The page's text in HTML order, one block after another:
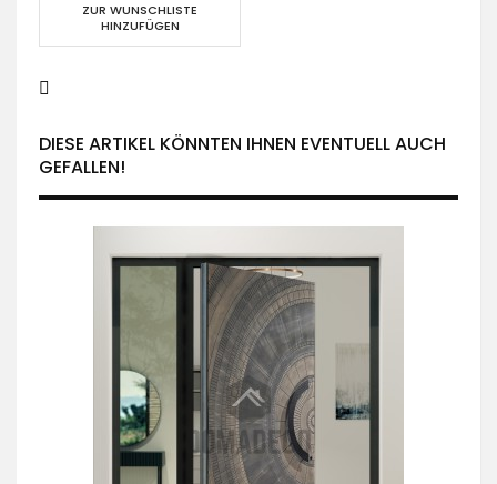
ZUR WUNSCHLISTE
HINZUFÜGEN
DIESE ARTIKEL KÖNNTEN IHNEN EVENTUELL AUCH
GEFALLEN!